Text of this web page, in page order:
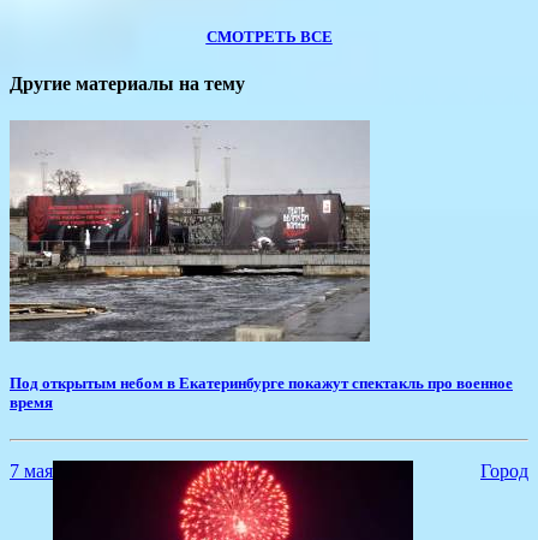
СМОТРЕТЬ ВСЕ
Другие материалы на тему
Под открытым небом в Екатеринбурге покажут спектакль про военное
время
7 мая Город